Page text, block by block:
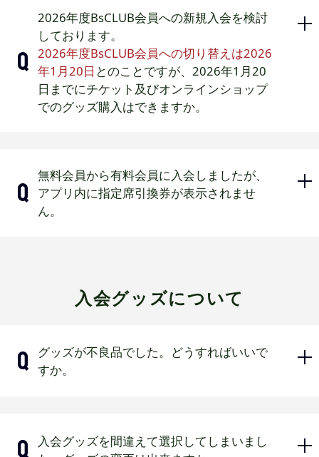
望される場合は、別のメールアドレス
をご準備いただきますようお願いいた
します。
無料で取得できるフリーメールアドレスのご利
用可。
2025年度より直営店・球場特設受付の入会受付
無料会員で マイページ
にログインして
いただき、「2026年度有料会員登録は
こちら」ボタンよりお手続きにお進み
ください。
2026年度BsCLUB会員への新規入会を検討
しております。
2026年度BsCLUB会員への切り替えは2026
年1月20日 とのことですが、2026年1月20
日までにチケット及びオンラインショップ
でのグッズ購入はできますか。
2026年1月18日までに2026年度有料会
員･無料会員へ新規入会された場合、20
25年度無料会員へも自動的に登録され
ますので購入いただけます。
マイページ：2026年1月20日より2026
年度に切り替わります。
イページとなります）
2026年1月19日はメンテナンスを予定しており
年度に切り替わります。
（2026年1月末までは2025年度の会員
無料会員から有料会員に入会しましたが、
アプリ内に指定席引換券が表示されませ
ん。
き、再度ログインをしていただけます
でしょうか。
入会グッズについて
グッズが不良品でした。どうすればいいで
すか。
新しい商品と交換させていただきま
す。大変お手数ですが、到着日から2週
入会グッズを間違えて選択してしまいまし